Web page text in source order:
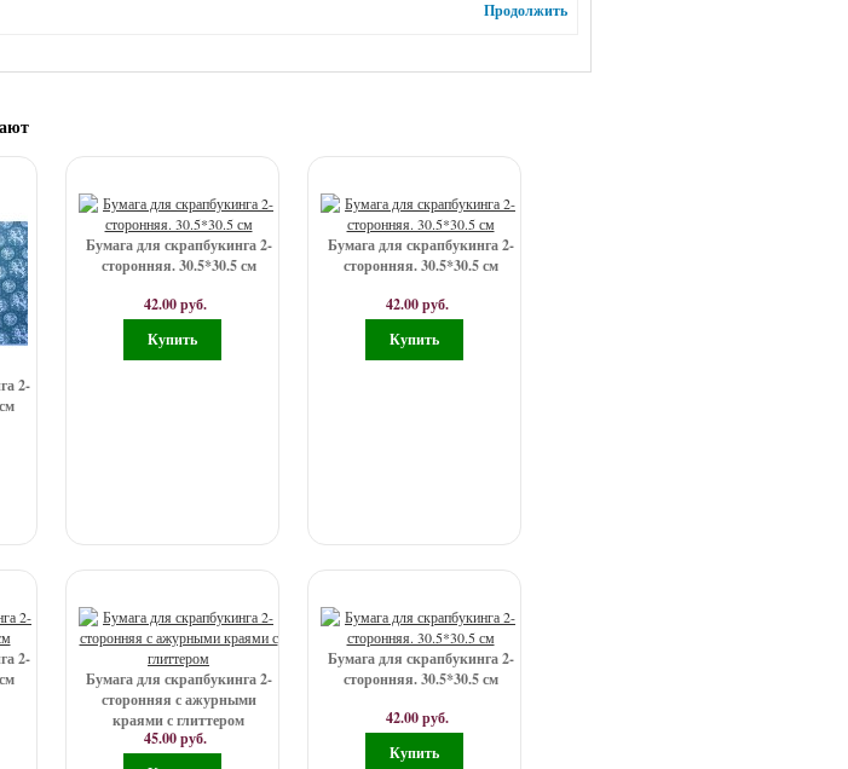
Продолжить
2-
Бумага для скрапбукинга 2-
сторонняя. 30.5*30.5 см
42.00 руб.
Бумага для скрапбукинга 2-
сторонняя. 30.5*30.5 см
42.00 руб.
2-
Бумага для скрапбукинга 2-
сторонняя с ажурными
краями с глиттером
45.00 руб.
Бумага для скрапбукинга 2-
сторонняя. 30.5*30.5 см
42.00 руб.